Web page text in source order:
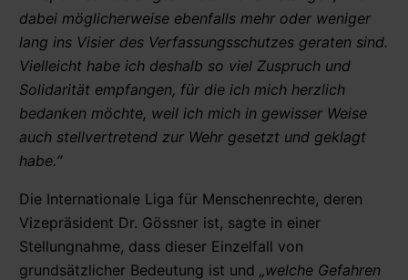
dabei möglicherweise ebenfalls mehr oder weniger
lang ins Visier des Verfassungsschutzes geraten sind.
Vielleicht habe ich deshalb so viel Zuspruch und
Solidarität empfangen, für die ich mich herzlich
bedanken möchte, weil ich mich in gewisser Weise
auch stellvertretend zur Wehr gesetzt und geklagt
habe.“
Die Internationale Liga für Menschenrechte, deren
Vizepräsident Dr. Gössner ist, sagte in einer
Stellungnahme, dass dieser Einzelfall von
grundsätzlicher Bedeutung ist und „welche Gefahren